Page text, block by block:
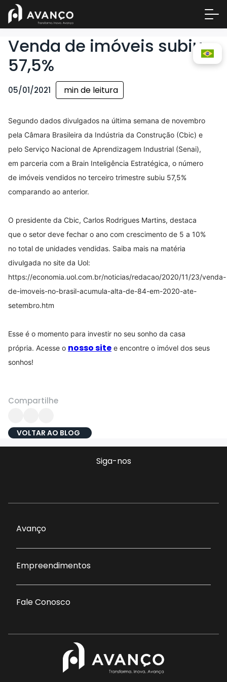
Venda de imóveis subiu
57,5%
05/01/2021 min de leitura
Segundo dados divulgados na última semana de novembro
pela Câmara Brasileira da Indústria da Construção (Cbic) e
pelo Serviço Nacional de Aprendizagem Industrial (Senai),
em parceria com a Brain Inteligência Estratégica, o número
de imóveis vendidos no terceiro trimestre subiu 57,5%
comparando ao anterior.
O presidente da Cbic, Carlos Rodrigues Martins, destaca
que o setor deve fechar o ano com crescimento de 5 a 10%
no total de unidades vendidas. Saiba mais na matéria
divulgada no site da Uol:
https://economia.uol.com.br/noticias/redacao/2020/11/23/venda-
de-imoveis-no-brasil-acumula-alta-de-84-em-2020-ate-
setembro.htm
Esse é o momento para investir no seu sonho da casa
própria. Acesse o nosso site e encontre o imóvel dos seus
sonhos!
Compartilhe
VOLTAR AO BLOG
Siga-nos
Avanço
Empreendimentos
Fale Conosco